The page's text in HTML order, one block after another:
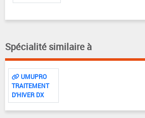
Spécialité similaire à
UMUPRO
TRAITEMENT
D'HIVER DX